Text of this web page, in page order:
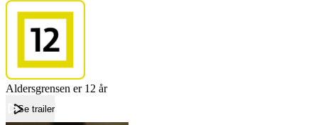
Aldersgrensen er 12 år
Se trailer